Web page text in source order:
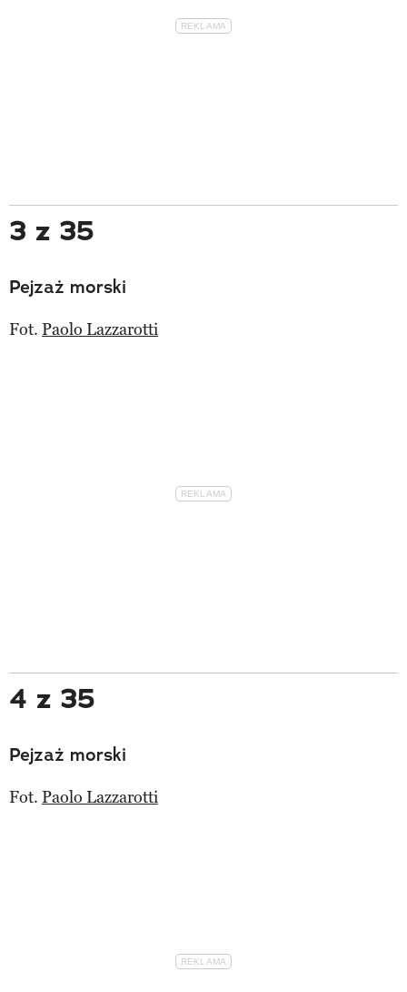
3 z 35
Pejzaż morski
Fot. Paolo Lazzarotti
4 z 35
Pejzaż morski
Fot. Paolo Lazzarotti